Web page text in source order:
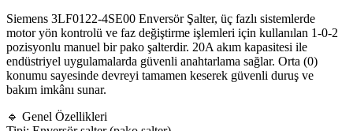
Siemens 3LF0122-4SE00 Enversör Şalter, üç fazlı sistemlerde
motor yön kontrolü ve faz değiştirme işlemleri için kullanılan 1-0-2
pozisyonlu manuel bir pako şalterdir. 20A akım kapasitesi ile
endüstriyel uygulamalarda güvenli anahtarlama sağlar. Orta (0)
konumu sayesinde devreyi tamamen keserek güvenli duruş ve
bakım imkânı sunar.
🔹 Genel Özellikleri